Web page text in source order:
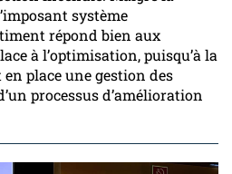
système
répond bien aux
à l’optimisation, puisqu’à la
place une gestion des
processus d’amélioration